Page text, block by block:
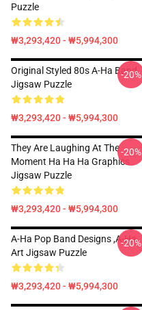
Puzzle
₩3,293,420 - ₩5,994,300
Original Styled 80s A-Ha Band
Jigsaw Puzzle
₩3,293,420 - ₩5,994,300
-20%
They Are Laughing At The
Moment Ha Ha Ha Graphics
Jigsaw Puzzle
₩3,293,420 - ₩5,994,300
-20%
A-Ha Pop Band Designs ,A-Ha
Art Jigsaw Puzzle
₩3,293,420 - ₩5,994,300
-20%